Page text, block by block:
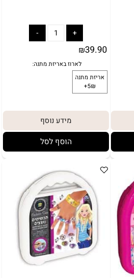
לארוז באריזת מתנה:
אריזת מתנה
5₪+
₪39.90
מידע נוסף
הוסף לסל